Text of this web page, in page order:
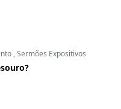
,Sermões Expositivos